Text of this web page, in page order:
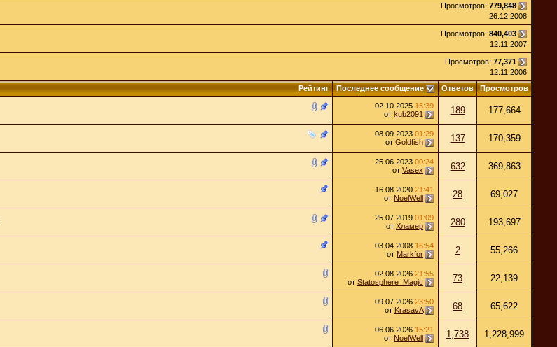
Просмотров: 779,848
26.12.2008
Просмотров: 840,403
12.11.2007
Просмотров: 77,371
12.11.2006
Рейтинг
Последнее сообщение Ответов Просмотров
02.10.2025 15:39
от kub2091 189 177,664
08.09.2023 01:29
от Goldfish 137 170,359
25.06.2023 00:24
от Vasex 632 369,863
16.08.2020 21:41
от NoelWell 28 69,027
25.07.2019 01:09
от Хламер 280 193,697
03.04.2008 16:54
от Markfor 2 55,266
02.08.2026 21:55
от Statosphere_Magic 73 22,139
09.07.2026 23:50
от KrasavA 68 65,622
06.06.2026 15:21
от NoelWell 1,738 1,228,999